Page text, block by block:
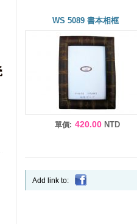
WS 5089 書本相框
單價: 420.00 NTD
Add link to: